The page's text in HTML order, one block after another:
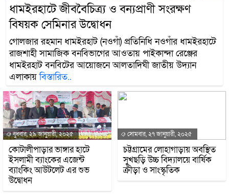
ধামইরহাটে জীববৈচিত্র্য ও বন্যপ্রাণী সংরক্ষণ
বিষয়ক সেমিনার উদ্বোধন
গোলজার রহমান ধামইরহাট (নওগাঁ) প্রতিনিধি নওগাঁর ধামইরহাটে
রাজশাহী সামাজিক বনবিভাগের আওতায় পাইকান্দা রেঞ্জের
ধামইরহাট বনবিটের আয়োজনে আলতাদিঘী জাতীয় উদ্যান
এলাকায়বিস্তারিত..
বুধবার, ২৯ জানুয়ারী, ২০২৫
কোটালীপাড়ার ভাঙ্গার হাটে
ইসলামী ব্যাংকের এজেন্ট
ব্যাংকিং আউটলেট এর শুভ
উদ্বোধন
সোমবার, ২৭ জানুয়ারী, ২০২৫
চট্টগ্রামের লোহাগাড়ায় অবস্থিত
সুখছড়ি উচ্চ বিদ্যালয়ে বার্ষিক
ক্রীড়া ও সাংস্কৃতিক